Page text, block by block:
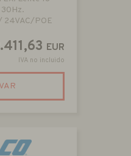
30Hz.
24VAC/POE
EUR
IVA no incluido